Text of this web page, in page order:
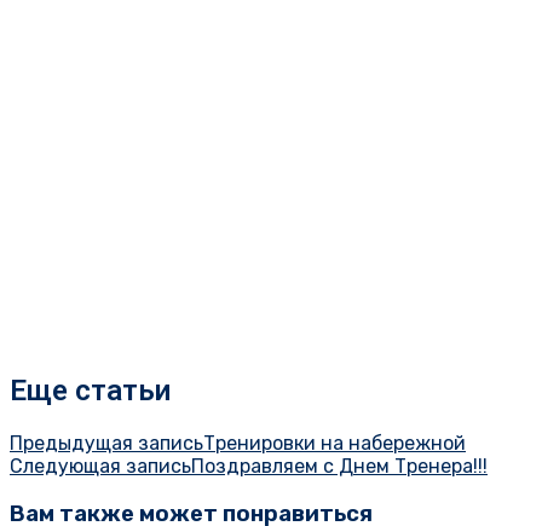
Еще статьи
Предыдущая записьТренировки на набережной
Следующая записьПоздравляем с Днем Тренера!!!
Вам также может понравиться